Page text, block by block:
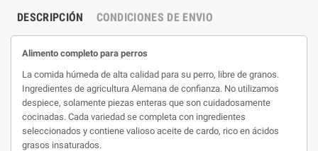
DESCRIPCIÓN CONDICIONES DE ENVIO
Alimento completo para perros
La comida húmeda de alta calidad para su perro, libre de granos.
Ingredientes de agricultura Alemana de confianza. No utilizamos
despiece, solamente piezas enteras que son cuidadosamente
cocinadas. Cada variedad se completa con ingredientes
seleccionados y contiene valioso aceite de cardo, rico en ácidos
grasos insaturados.